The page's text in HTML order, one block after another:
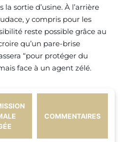
sortie d’usine. À l’arrière
y compris pour les
reste possible grâce au
qu’un pare-brise
“pour protéger du
face à un agent zélé.
COMMENTAIRES